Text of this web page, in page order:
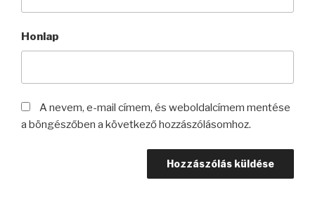
Honlap
A nevem, e-mail címem, és weboldalcímem mentése
a böngészőben a következő hozzászólásomhoz.